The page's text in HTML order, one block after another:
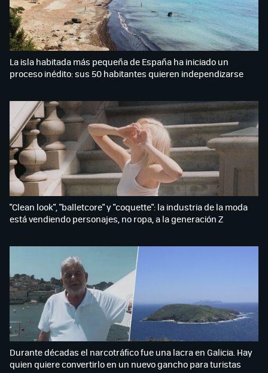
La isla habitada más pequeña de España ha iniciado un
proceso inédito: sus 50 habitantes quieren independizarse
"Clean look", "balletcore" y "coquette": la industria de la moda
está vendiendo personajes, no ropa, a la generación Z
Durante décadas el narcotráfico fue una lacra en Galicia. Hay
quien quiere convertirlo en un nuevo gancho para turistas